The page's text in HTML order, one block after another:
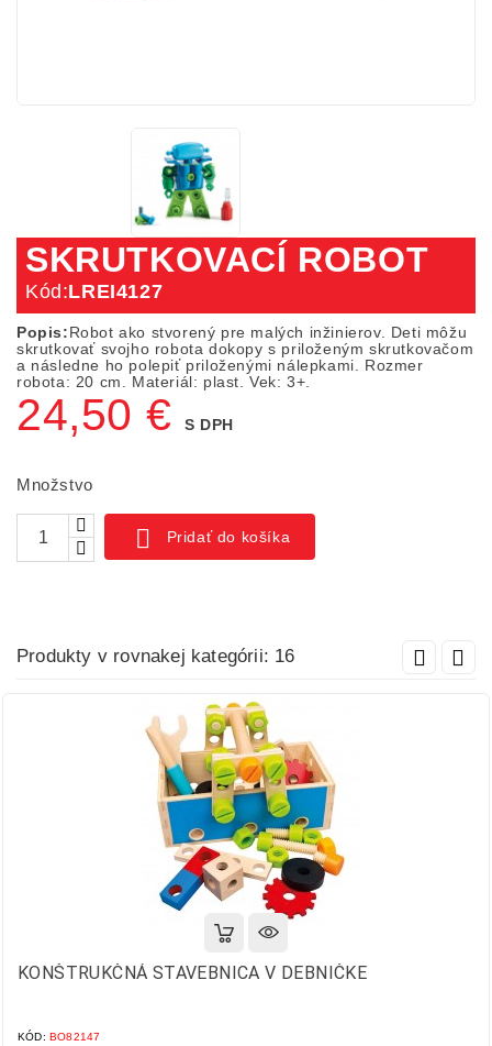
SKRUTKOVACÍ ROBOT
Kód:LREI4127
Popis:Robot ako stvorený pre malých inžinierov. Deti môžu
skrutkovať svojho robota dokopy s priloženým skrutkovačom
a následne ho polepiť priloženými nálepkami. Rozmer
robota: 20 cm. Materiál: plast. Vek: 3+.
24,50 € S DPH
Množstvo
 Pridať do košíka
Produkty v rovnakej kategórii: 16
KONŠTRUKČNÁ STAVEBNICA V DEBNIČKE
KÓD: BO82147